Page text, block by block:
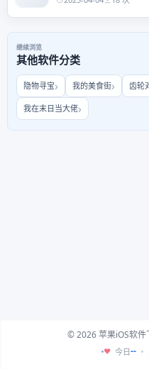
继续浏览
其他软件分类
隐物寻宝 我的美食街 齿轮
我在末日当大佬
© 2026 苹果iOS软
♥ 今日--